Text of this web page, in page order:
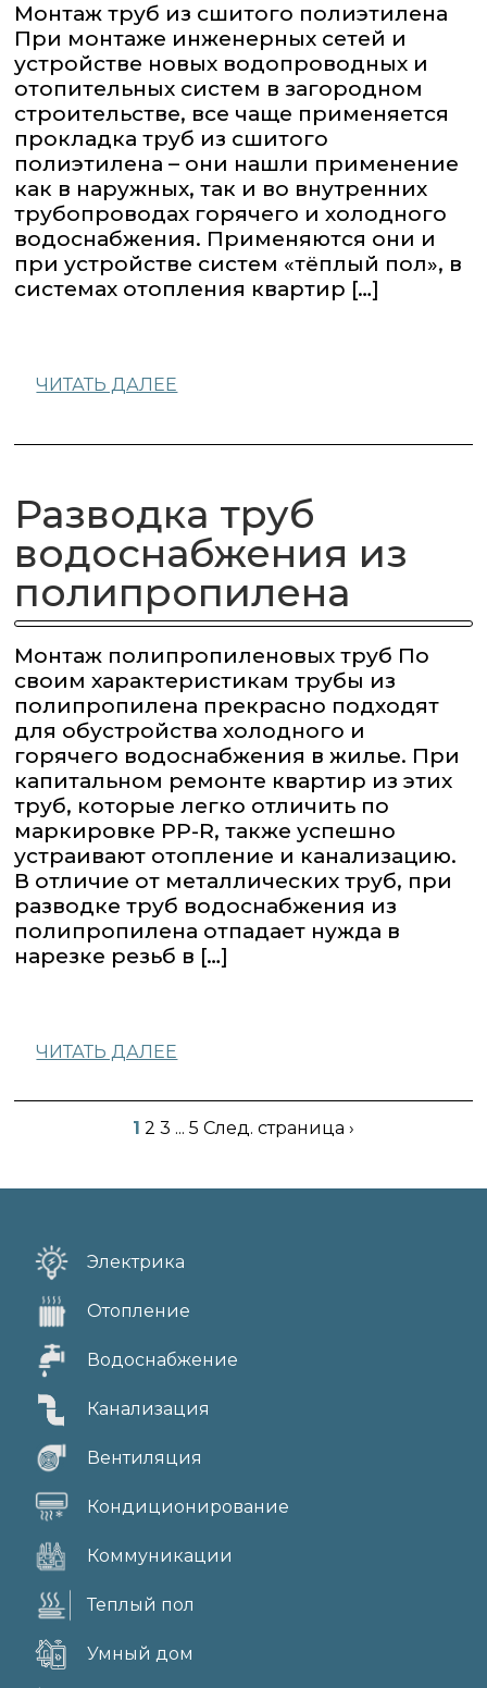
Монтаж труб из сшитого полиэтилена
При монтаже инженерных сетей и
устройстве новых водопроводных и
отопительных систем в загородном
строительстве, все чаще применяется
прокладка труб из сшитого
полиэтилена – они нашли применение
как в наружных, так и во внутренних
трубопроводах горячего и холодного
водоснабжения. Применяются они и
при устройстве систем «тёплый пол», в
системах отопления квартир […]
ЧИТАТЬ ДАЛЕЕ
Разводка труб
водоснабжения из
полипропилена
Монтаж полипропиленовых труб По
своим характеристикам трубы из
полипропилена прекрасно подходят
для обустройства холодного и
горячего водоснабжения в жилье. При
капитальном ремонте квартир из этих
труб, которые легко отличить по
маркировке PP-R, также успешно
устраивают отопление и канализацию.
В отличие от металлических труб, при
разводке труб водоснабжения из
полипропилена отпадает нужда в
нарезке резьб в […]
ЧИТАТЬ ДАЛЕЕ
1 2 3 ... 5 След. страница ›
Электрика
Отопление
Водоснабжение
Канализация
Вентиляция
Кондиционирование
Коммуникации
Теплый пол
Умный дом